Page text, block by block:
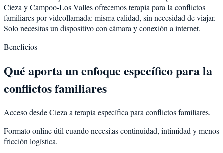
Cieza yCampoo-Los Vallesofrecemos terapia para la conflictos
familiarespor videollamada: misma calidad, sin necesidad de viajar.
Solo necesitas un dispositivo con cámara y conexión a internet.
Beneficios
Qué aporta un enfoque específico para la
conflictos familiares
Acceso desde Cieza a terapia específica para conflictos familiares.
Formato online útil cuando necesitas continuidad, intimidad y menos
fricción logística.